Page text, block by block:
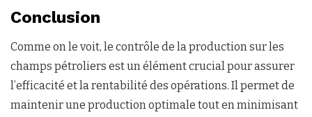
Conclusion
Comme on le voit, le contrôle de la production sur les
champs pétroliers est un élément crucial pour assurer
l’efficacité et la rentabilité des opérations. Il permet de
maintenir une production optimale tout en minimisant